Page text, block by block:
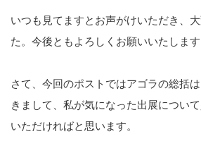
いつも見てますとお声がけいただき、
た。今後ともよろしくお願いいたします
さて、今回のポストではアゴラの総括
きまして、私が気になった出展につい
いただければと思います。